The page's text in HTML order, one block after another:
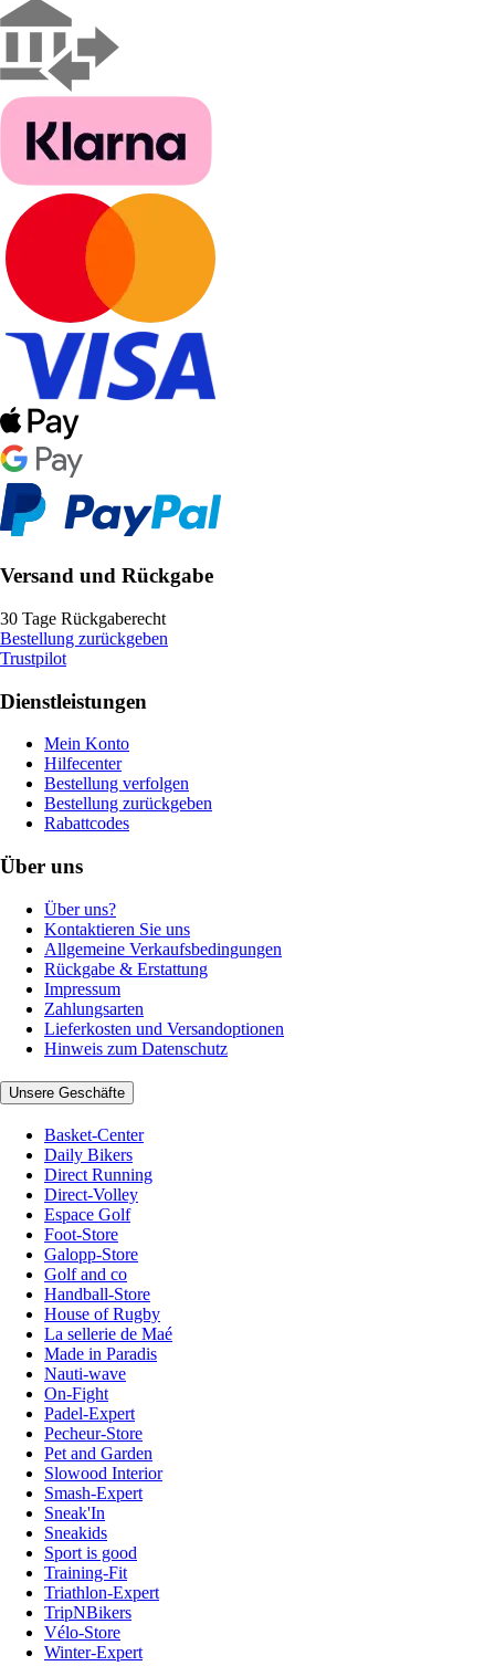
Versand und Rückgabe
30 Tage Rückgaberecht
Bestellung zurückgeben
Trustpilot
Dienstleistungen
Mein Konto
Hilfecenter
Bestellung verfolgen
Bestellung zurückgeben
Rabattcodes
Über uns
Über uns?
Kontaktieren Sie uns
Allgemeine Verkaufsbedingungen
Rückgabe & Erstattung
Impressum
Zahlungsarten
Lieferkosten und Versandoptionen
Hinweis zum Datenschutz
Unsere Geschäfte
Basket-Center
Daily Bikers
Direct Running
Direct-Volley
Espace Golf
Foot-Store
Galopp-Store
Golf and co
Handball-Store
House of Rugby
La sellerie de Maé
Made in Paradis
Nauti-wave
On-Fight
Padel-Expert
Pecheur-Store
Pet and Garden
Slowood Interior
Smash-Expert
Sneak'In
Sneakids
Sport is good
Training-Fit
Triathlon-Expert
TripNBikers
Vélo-Store
Winter-Expert